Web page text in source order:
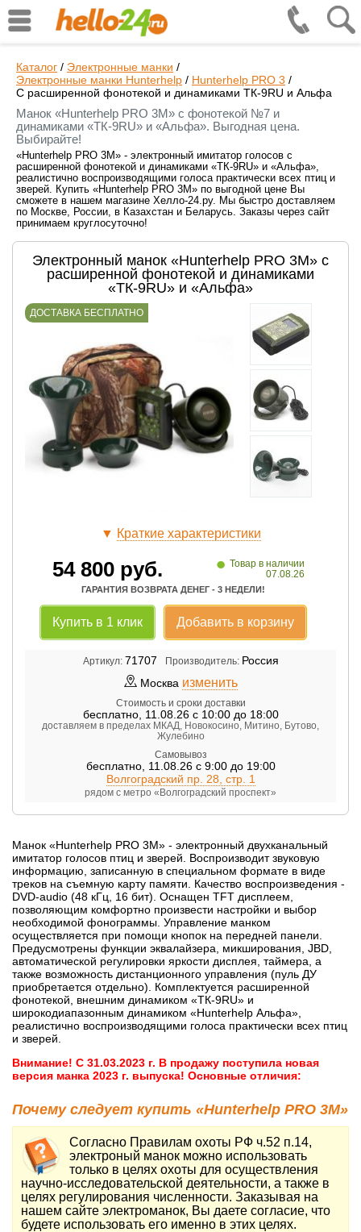
Каталог / Электронные манки /
Электронные манки Hunterhelp / Hunterhelp PRO 3 /
С расширенной фонотекой и динамиками ТК-9RU и Альфа
Манок «Hunterhelp PRO 3M» с фонотекой №7 и
динамиками «ТК-9RU» и «Альфа». Выгодная цена.
Выбирайте!
«Hunterhelp PRO 3M» - электронный имитатор голосов с
расширенной фонотекой и динамиками «ТК-9RU» и «Альфа»,
реалистично воспроизводящими голоса практически всех птиц и
зверей. Купить «Hunterhelp PRO 3M» по выгодной цене Вы
сможете в нашем магазине Хелло-24.ру. Мы быстро доставляем
по Москве, России, в Казахстан и Беларусь. Заказы через сайт
принимаем круглосуточно!
Электронный манок «Hunterhelp PRO 3M» с
расширенной фонотекой и динамиками
«ТК-9RU» и «Альфа»
ДОСТАВКА БЕСПЛАТНО
▼ Краткие характеристики
54 800руб. • Товар в наличии
07.08.26
ГАРАНТИЯ ВОЗВРАТА ДЕНЕГ - 3 НЕДЕЛИ!
Купить в 1 клик Добавить в корзину
Артикул: 71707 Производитель: Россия
Москва изменить
Стоимость и сроки доставки
бесплатно, 11.08.26 с 10:00 до 18:00
доставляем в пределах МКАД, Новокосино, Митино, Бутово,
Жулебино
Самовывоз
бесплатно, 11.08.26 с 9:00 до 19:00
Волгоградский пр. 28, стр. 1
рядом с метро «Волгоградский проспект»
Манок «Hunterhelp PRO 3M» - электронный двухканальный
имитатор голосов птиц и зверей. Воспроизводит звуковую
информацию, записанную в специальном формате в виде
треков на съемную карту памяти. Качество воспроизведения -
DVD-audio (48 кГц, 16 бит). Оснащен TFT дисплеем,
позволяющим комфортно произвести настройки и выбор
необходимой фонограммы. Управление манком
осуществляется при помощи кнопок на передней панели.
Предусмотрены функции эквалайзера, микширования, JBD,
автоматической регулировки яркости дисплея, таймера, а
также возможность дистанционного управления (пуль ДУ
приобретается отдельно). Комплектуется расширенной
фонотекой, внешним динамиком «ТК-9RU» и
широкодиапазонным динамиком «Hunterhelp Альфа»,
реалистично воспроизводящими голоса практически всех птиц
и зверей.
Внимание! С 31.03.2023 г. В продажу поступила новая
версия манка 2023 г. выпуска! Основные отличия:
Почему следует купить «Hunterhelp PRO 3M»
Согласно Правилам охоты РФ ч.52 п.14,
электроный манок можно использовать
только в целях охоты для осуществления
научно-исследовательской деятельности, а также в
целях регулирования численности. Заказывая на
нашем сайте электроманок, Вы даете согласие, что
будете использовать его именно в этих целях.